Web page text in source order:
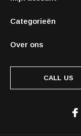
Categorieën
Over ons
CALL US